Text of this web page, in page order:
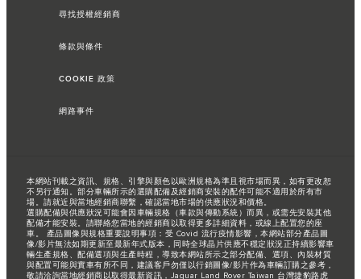
尋找授權經銷商
條款與條件
COOKIE 政策
網路事件
本網站刊載之資訊、規格、引擎與顏色以歐洲規格為準且視市場而異，如有更改恕
不另行通知。部分車輛所示的選購配備及經銷商安裝的配件可能不適用於所有市
場。請就近與當地經銷商聯繫，確認當地市場的供應狀況和價格。
選購配備與供應狀況可能會因車輛規格（車款與傳動系統）而異，或需先安裝其他
配備才能安裝。請聯絡您當地的經銷商以取得更多詳細資料，或線上配置您的座
車。 產品圖像與規格重要說明事項：受 Covid 流行疫情影響，本網站部分產品圖
像/影片無法如期更新至最新年式版本，同時全球晶片供應不穩定狀況正持續影響車
輛生產規格、配備選項與生產時程，導致本網站所示之部分配備、選項、內裝材質
與配置可能與實車有所不同，建議客戶勿僅以行銷圖像/影片作為車輛訂購之參考，
敬請洽詢當地經銷商以取得最新資訊，Jaguar Land Rover Taiwan 台灣捷豹路虎